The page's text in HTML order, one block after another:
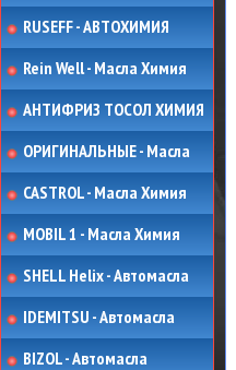
RUSEFF - АВТОХИМИЯ
Rein Well - Масла Химия
АНТИФРИЗ ТОСОЛ ХИМИЯ
ОРИГИНАЛЬНЫЕ - Масла
CASTROL - Масла Химия
MOBIL 1 - Масла Химия
SHELL Helix - Автомасла
IDEMITSU - Автомасла
BIZOL - Автомасла